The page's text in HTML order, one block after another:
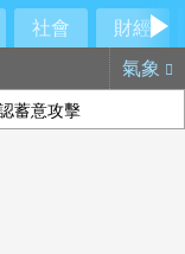
社會
財經
氣象
蓄意攻擊